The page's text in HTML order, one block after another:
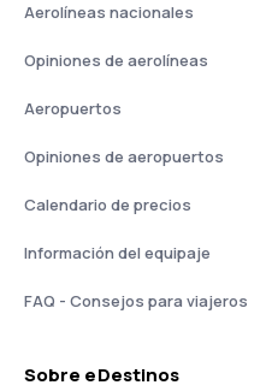
Aerolíneas nacionales
Opiniones de aerolíneas
Aeropuertos
Opiniones de aeropuertos
Calendario de precios
Información del equipaje
FAQ - Consejos para viajeros
Sobre eDestinos